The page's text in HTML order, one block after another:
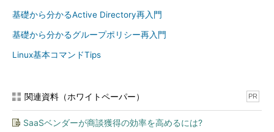
基礎から分かるActive Directory再入門
基礎から分かるグループポリシー再入門
Linux基本コマンドTips
関連資料（ホワイトペーパー） PR
SaaSベンダーが商談獲得の効率を高めるには?